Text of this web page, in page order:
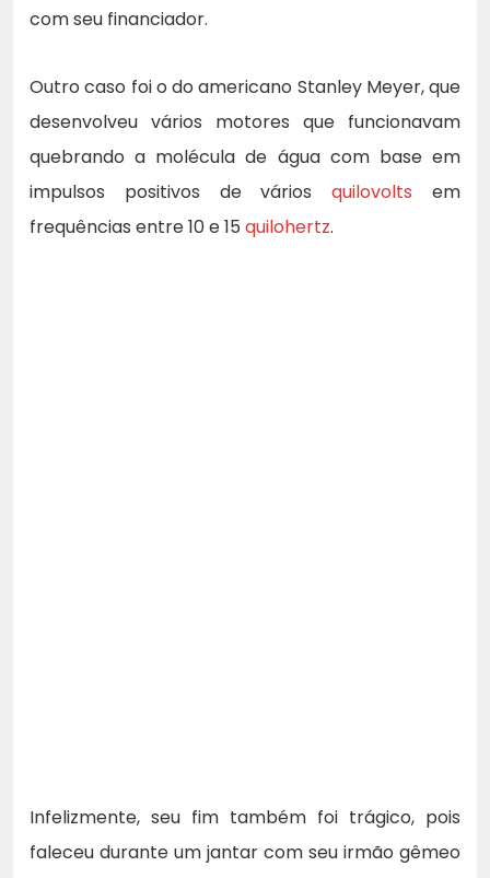
com seu financiador.
Outro caso foi o do americano Stanley Meyer, que
desenvolveu vários motores que funcionavam
quebrando a molécula de água com base em
impulsos positivos de váriosquilovolts em
frequências entre 10 e 15 quilohertz.
Infelizmente, seu fim também foi trágico, pois
faleceu durante um jantar com seu irmão gêmeo